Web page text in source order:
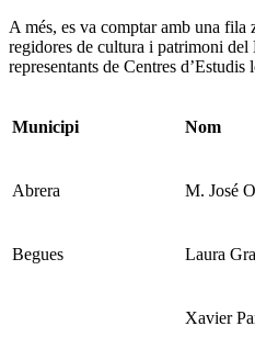
A més, es va comptar amb una fila
regidores de cultura i patrimoni
representants de Centres d’Estudis
Municipi Nom
Abrera M. José
Begues Laura
Xavier